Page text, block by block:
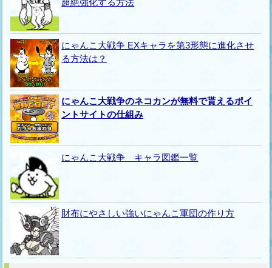
超絶強化する方法
にゃんこ大戦争 EXキャラを第3形態に進化させ
る方法は？
にゃんこ大戦争のネコカンが無料で貰えるポイ
ントサイトの仕組み
にゃんこ大戦争 キャラ図鑑一覧
財布にやさしい強いにゃんこ軍団の作り方